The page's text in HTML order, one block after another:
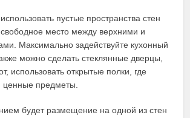
пустые пространства стен
место между верхними и
Максимально задействуйте кухонный
можно сделать стеклянные дверцы,
использовать открытые полки, где
ценные предметы.
будет размещение на одной из стен